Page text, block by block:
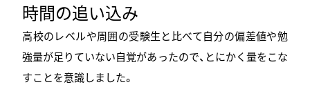
時間の追い込み
高校のレベルや周囲の受験生と比べて自分の偏差値や勉
強量が足りていない自覚があったので、とにかく量をこな
すことを意識しました。